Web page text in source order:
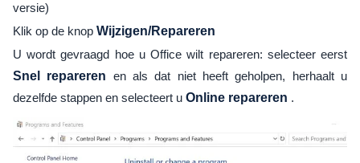
versie)
Klik op de knop Wijzigen/Repareren
U wordt gevraagd hoe u Office wilt repareren: selecteer eerst
Snel repareren en als dat niet heeft geholpen, herhaalt u
dezelfde stappen en selecteert u Online repareren .